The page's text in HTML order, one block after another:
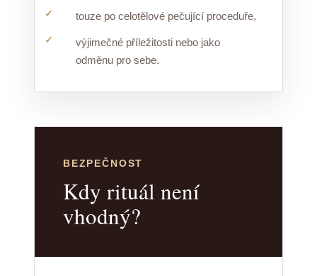
touze po celotělové pečující proceduře,
výjimečné příležitosti nebo jako
odměnu pro sebe.
BEZPEČNOST
Kdy rituál není
vhodný?